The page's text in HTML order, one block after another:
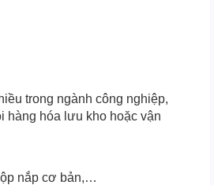
trong ngành công nghiệp,
hàng hóa lưu kho hoặc vận
nắp cơ bản,…